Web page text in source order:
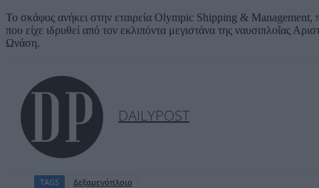
Το σκάφος ανήκει στην εταιρεία Olympic Shipping & Management,
που είχε ιδρυθεί από τον εκλιπόντα μεγιστάνα της ναυσιπλοΐας
Ωνάση.
DAILYPOST
TAGS Δεξαμενόπλοιο